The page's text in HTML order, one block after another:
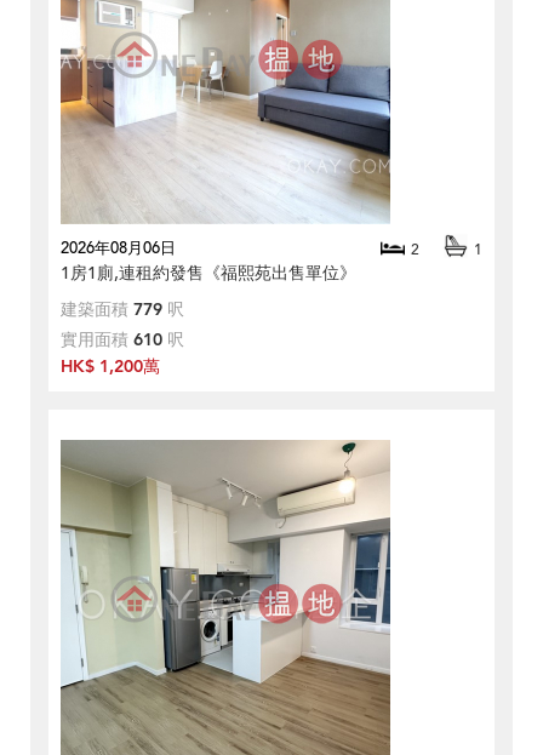
2026年08月06日 2 1
1房1廁,連租約發售《福熙苑出售單位》
建築面積 779 呎
實用面積 610 呎
HK$ 1,200萬